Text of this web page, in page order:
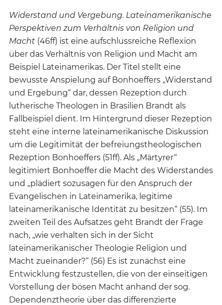
Widerstand und Vergebung. Lateinamerikanische
Perspektiven zum Verhältnis von Religion und
Macht (46ff) ist eine aufschlussreiche Reflexion
über das Verhältnis von Religion und Macht am
Beispiel Lateinamerikas. Der Titel stellt eine
bewusste Anspielung auf Bonhoeffers „Widerstand
und Ergebung“ dar, dessen Rezeption durch
lutherische Theologen in Brasilien Brandt als
Fallbeispiel dient. Im Hintergrund dieser Rezeption
steht eine interne lateinamerikanische Diskussion
um die Legitimität der befreiungstheologischen
Rezeption Bonhoeffers (51ff). Als „Märtyrer“
legitimiert Bonhoeffer die Macht des Widerstandes
und „plädiert sozusagen für den Anspruch der
Evangelischen in Lateinamerika, legitime
lateinamerikanische Identität zu besitzen“ (55). Im
zweiten Teil des Aufsatzes geht Brandt der Frage
nach, „wie verhalten sich in der Sicht
lateinamerikanischer Theologie Religion und
Macht zueinander?“ (56) Es ist zunächst eine
Entwicklung festzustellen, die von der einseitigen
Vorstellung der bösen Macht anhand der sog.
Dependenztheorie über das differenzierte